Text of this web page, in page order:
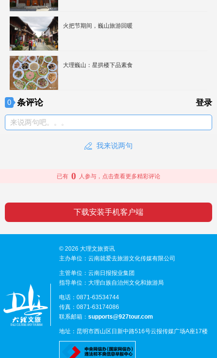
火把节期间，巍山旅游回暖
大理巍山：星拱楼下品素食
0 条评论 登录
来说两句吧。。。
我来说两句
已有 0 人参与，点击查看更多精彩评论
下载安装手机客户端
© 2026 大理文旅资讯
主办单位：云南就爱去旅游文化传媒有限公司
主管单位：云南日报报业集团
指导单位：大理白族自治州文化和旅游局
电话：0871-63534744
传真：0871-63174086
联系邮箱： supports@927tour.com
地址：昆明市西山区日新中路516号云报传媒广场A座17楼